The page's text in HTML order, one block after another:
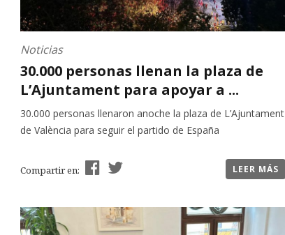
Noticias
30.000 personas llenan la plaza de
L’Ajuntament para apoyar a ...
30.000 personas llenaron anoche la plaza de L’Ajuntament
de València para seguir el partido de España
Compartir en: LEER MÁS